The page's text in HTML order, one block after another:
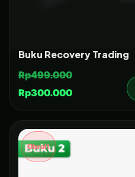
Buku Recovery Trading
Rp499.000
Rp300.000
Obral!